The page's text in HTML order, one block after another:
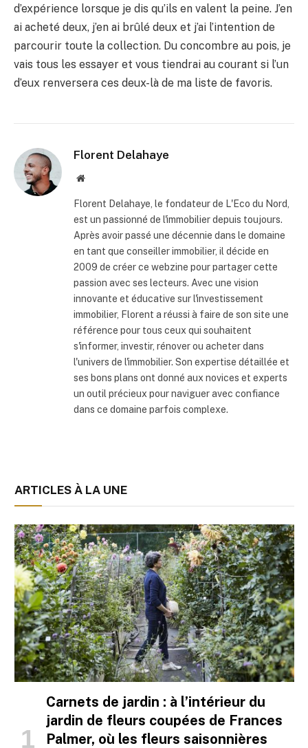
d’expérience lorsque je dis qu’ils en valent la peine. J’en
ai acheté deux, j’en ai brûlé deux et j’ai l’intention de
parcourir toute la collection. Du concombre au pois, je
vais tous les essayer et vous tiendrai au courant si l’un
d’eux renversera ces deux-là de ma liste de favoris.
Florent Delahaye
Site
Florent Delahaye, le fondateur de L'Eco du Nord,
est un passionné de l'immobilier depuis toujours.
Après avoir passé une décennie dans le domaine
en tant que conseiller immobilier, il décide en
2009 de créer ce webzine pour partager cette
passion avec ses lecteurs. Avec une vision
innovante et éducative sur l'investissement
immobilier, Florent a réussi à faire de son site une
référence pour tous ceux qui souhaitent
s'informer, investir, rénover ou acheter dans
l'univers de l'immobilier. Son expertise détaillée et
ses bons plans ont donné aux novices et experts
un outil précieux pour naviguer avec confiance
dans ce domaine parfois complexe.
ARTICLES À LA UNE
Carnets de jardin : à l’intérieur du
jardin de fleurs coupées de Frances
Palmer, où les fleurs saisonnières